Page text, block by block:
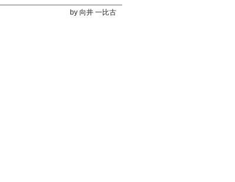
by 向井 一比古